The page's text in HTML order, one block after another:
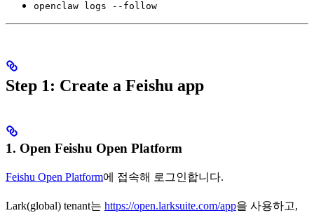
openclaw logs --follow
Step 1: Create a Feishu app
1. Open Feishu Open Platform
Feishu Open Platform에 접속해 로그인합니다.
Lark(global) tenant는 https://open.larksuite.com/app을 사용하고,